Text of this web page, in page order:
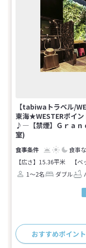
【tabiwaトラベル/
東海★WESTERポイ
♪―【禁煙】Ｇｒａｎ
室)
食事
【広さ】15.36平米
【
1～2名
ダブル
おすすめポイント